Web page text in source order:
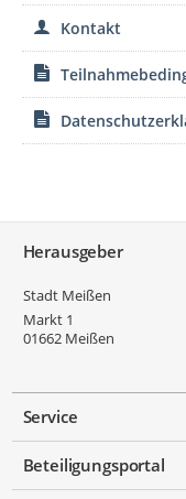
Kontakt
Herausgeber
Stadt Meißen
Markt 1
01662 Meißen
Service
Beteiligungsportal